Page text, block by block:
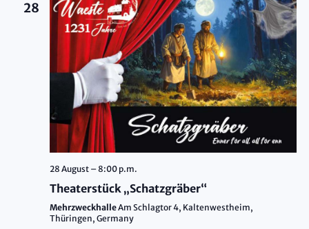
28
28 August – 8:00 p.m.
Theaterstück „Schatzgräber“
MehrzweckhalleAm Schlagtor 4, Kaltenwestheim,
Thüringen, Germany